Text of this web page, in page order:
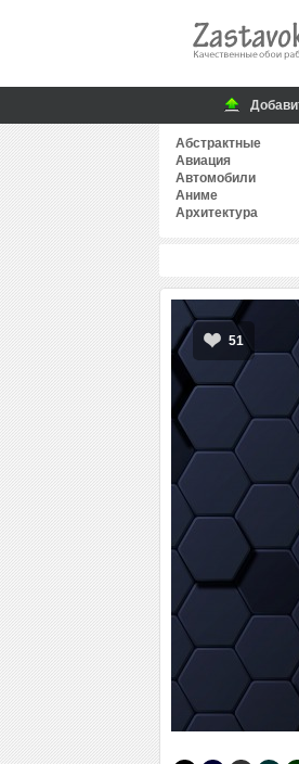
Абстрактные
Авиация
Автомобили
Аниме
Архитектура
51